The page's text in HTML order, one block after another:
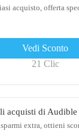
acquisto, offerta
Vedi Sconto
21 Clic
acquisti di Audible
extra, ottieni